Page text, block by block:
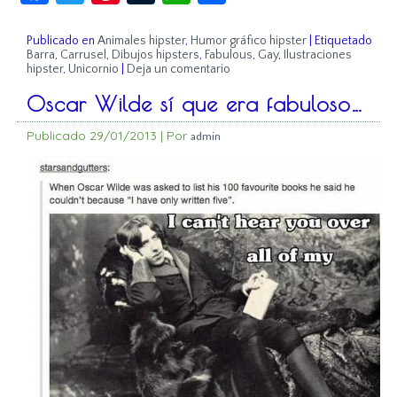
Publicado en Animales hipster, Humor gráfico hipster
Etiquetado
Barra, Carrusel , Dibujos hipsters, Fabulous, Gay,
Ilustraciones
hipster, Unicornio Deja un comentario
Oscar Wilde sí que era fabuloso…
Publicado 29/01/2013 | Por admin